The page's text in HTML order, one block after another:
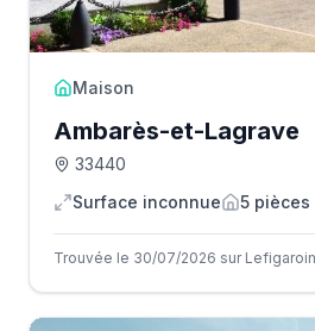
Maison
Ambarès-et-Lagrave
33440
Surface inconnue
5 pièces
Trouvée le 30/07/2026 sur